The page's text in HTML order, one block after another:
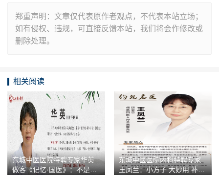
郑重声明：文章仅代表原作者观点，不代表本站立场；
如有侵权、违规，可直接反馈本站，我们将会作修改或
删除处理。
相关阅读
东城中医医院特聘专家华英
做客《记忆·国医》：不是所
东城中医医院内科特聘专家
王凤兰：小方子 大妙用 补肾